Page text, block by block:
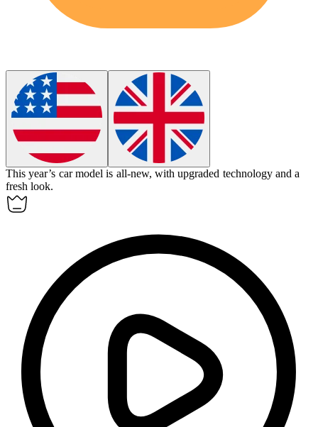
This year’s car model is all-new, with upgraded technology and a
fresh look.